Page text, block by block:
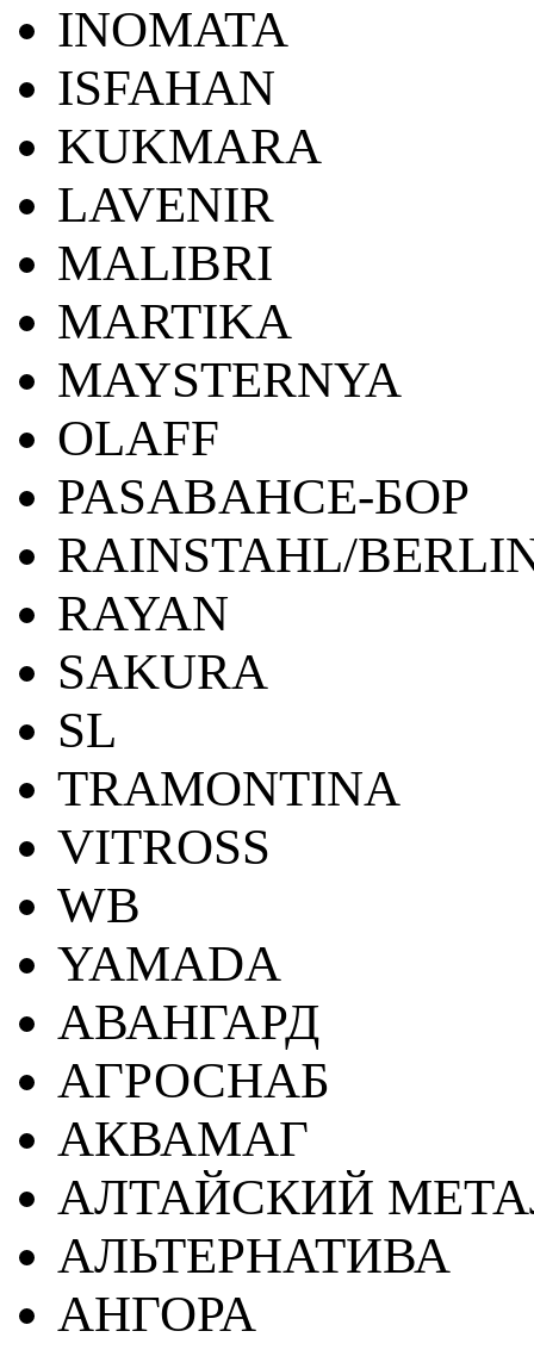
INOMATA
ISFAHAN
KUKMARA
LAVENIR
MALIBRI
MARTIKA
MAYSTERNYA
OLAFF
PASABAHCE-БОР
RAINSTAHL/
RAYAN
SAKURA
SL
TRAMONTINA
VITROSS
WB
YAMADA
АВАНГАРД
АГРОСНАБ
АКВАМАГ
АЛТАЙСКИЙ
АЛЬТЕРНАТИВА
АНГОРА